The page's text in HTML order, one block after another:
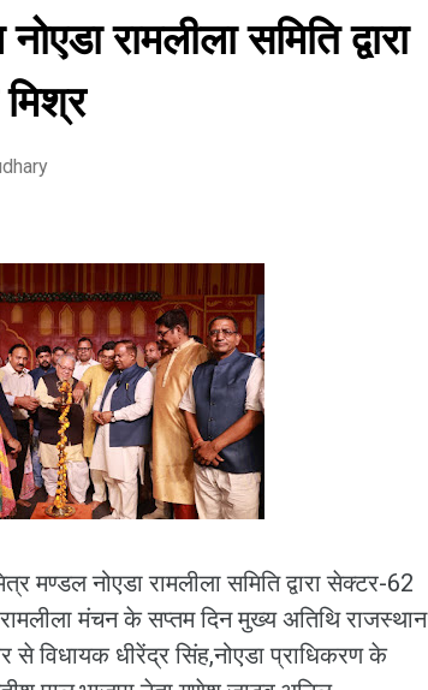
रामलीला समिति द्वारा
मण्डल नोएडा रामलीला समिति द्वारा सेक्टर-62
मंचन के सप्तम दिन मुख्य अतिथि राजस्थान
से विधायक धीरेंद्र सिंह,नोएडा प्राधिकरण के